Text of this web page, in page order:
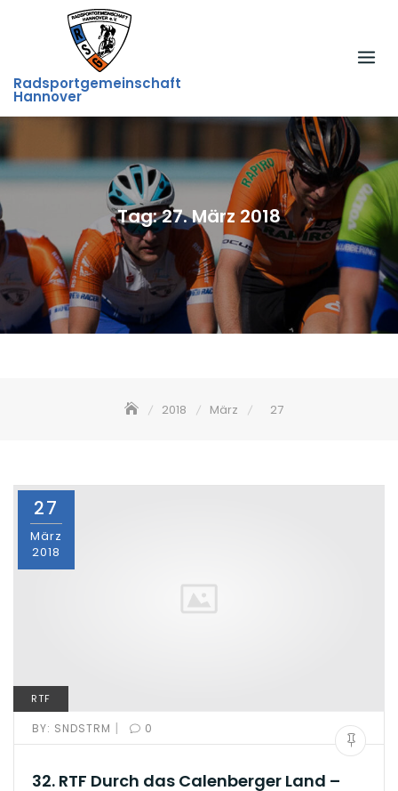
Radsportgemeinschaft
Hannover
Tag:27. März 2018
2018 März 27
27
März
2018
RTF
BY: SNDSTRM | 0
32. RTF Durch das Calenberger Land –